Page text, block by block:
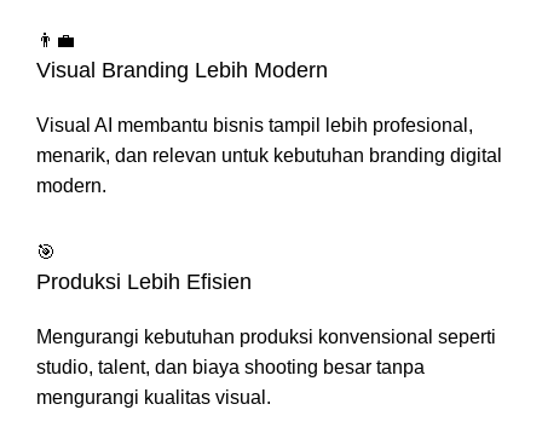
👨‍💼
Visual Branding Lebih Modern
Visual AI membantu bisnis tampil lebih profesional,
menarik, dan relevan untuk kebutuhan branding digital
modern.
🎯
Produksi Lebih Efisien
Mengurangi kebutuhan produksi konvensional seperti
studio, talent, dan biaya shooting besar tanpa
mengurangi kualitas visual.